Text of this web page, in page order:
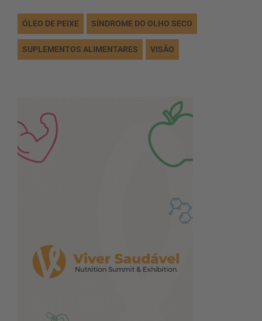
ÓLEO DE PEIXE SÍNDROME DO OLHO SECO
SUPLEMENTOS ALIMENTARES VISÃO